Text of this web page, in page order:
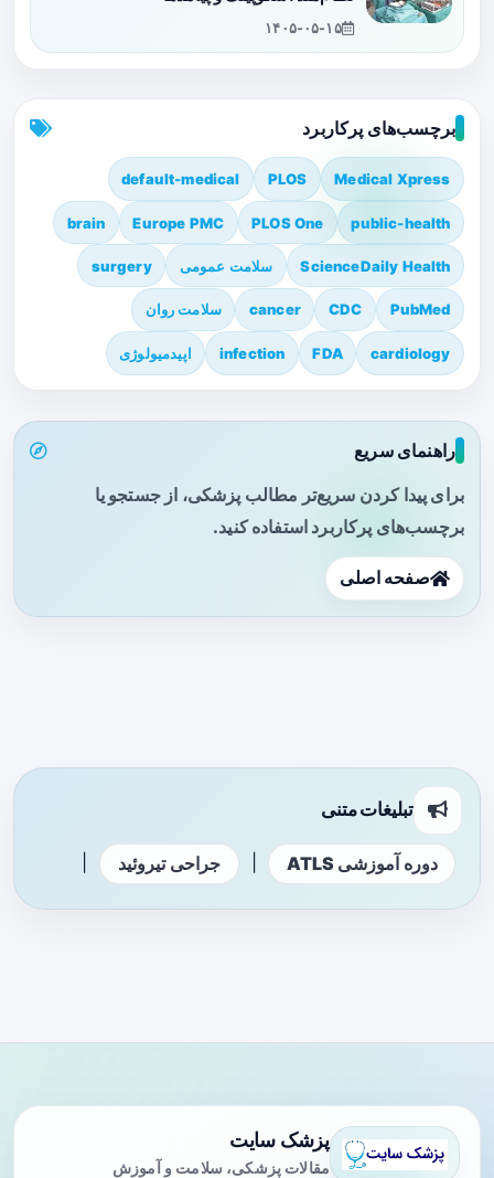
۱۴۰۵-۰۵-۱۵
برچسب‌های پرکاربرد
Medical Xpress
PLOS
default-medical
public-health
PLOS One
Europe PMC
brain
ScienceDaily Health سلامت عمومی surgery
PubMed
CDC
cancer سلامت روان
cardiology
FDA
infection اپیدمیولوژی
راهنمای سریع
برای پیدا کردن سریع‌تر مطالب پزشکی، از جستجو یا
برچسب‌های پرکاربرد استفاده کنید.
صفحه اصلی
تبلیغات متنی
دوره آموزشی ATLS جراحی تیروئید
پزشک سایت
مقالات پزشکی، سلامت و آموزش